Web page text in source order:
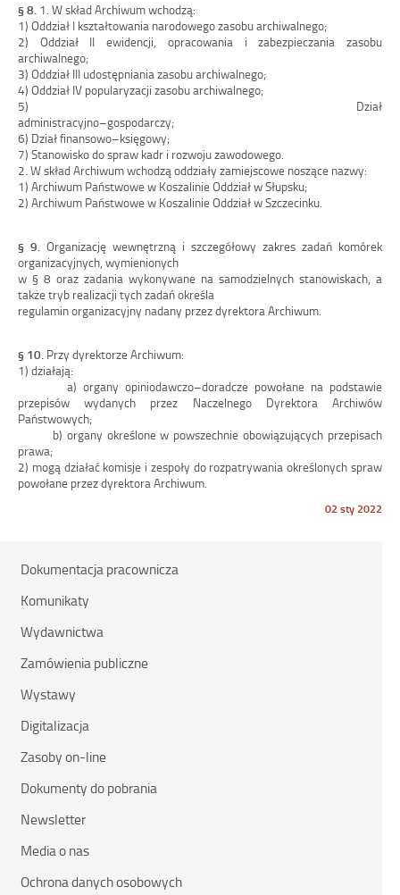
§8. 1. W skład Archiwum wchodzą:
1) Oddział I kształtowania narodowego zasobu archiwalnego;
2)
Oddział II ewidencji, opracowania i
zabezpieczania zasobu
archiwalnego;
3) Oddział III udostępniania zasobu archiwalnego;
4) Oddział IV popularyzacji zasobu archiwalnego;
5) Dział
administracyjno–
6) Dział finansowo–księgowy;
7) Stanowisko do spraw kadr i rozwoju zawodowego.
2. W skład Archiwum wchodzą oddziały zamiejscowe noszące nazwy:
1) Archiwum Państwowe w Koszalinie Oddział wSłupsku;
2) Archiwum Państwowe w Koszalinie Oddział wSzczecinku.
§ 9. Organizację wewnętrzną i szczegółowy zakres zadań komórek
organizacyjnych, wymienionych
w § 8 oraz zadania wykonywane na samodzielnych stanowiskach, a
także tryb realizacji tych zadań określa
regulamin organizacyjny nadany przez dyrektora Archiwum.
§ 10. Przy dyrektorze Archiwum:
1) działają:
a) organy opiniodawczo–doradcze powołane na podstawie
przepisów wydanych przez Naczelnego Dyrektora Archiwów
Państwowych;
b) organy określone w powszechnie obowiązujących przepisach
prawa;
2) mogą działać komisje i zespoły do rozpatrywania określonych spraw
powołane przez dyrektora Archiwum.
Opublikowano
02 sty 2022
Dokumentacja pracownicza
Komunikaty
Wydawnictwa
Zamówienia publiczne
Wystawy
Digitalizacja
Zasoby on-line
Dokumenty do pobrania
Newsletter
Media o nas
Ochrona danych osobowych